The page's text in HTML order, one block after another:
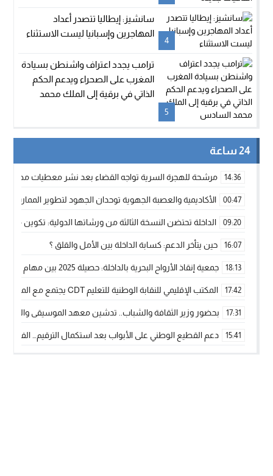
4
سانشيز: إيطاليا تتصدر أعداد
المهاجرين وإسبانيا ليست الاستثناء
5
ترامب يجدد اعتراف واشنطن بسيادة
المغرب على الصحراء ويدعم الحكم
الذاتي في برقية إلى الملك محمد
24 ساعة
14:36 مرشحة للهجرة السرية تواجه القضاء بعد نشر معطيات مضللة
00:47 الأكاديمية والعصبة الجهوية توحدان الجهود لتطوير الممارسة
09:20 الداخلة تحتضن النسخة الثالثة من ورشاتها الدولية: تكوين
16:07 حين يتأخر الدعم: كسابة الداخلة بين الأمل والقلق ؟
18:13 جمعية إنقاذ الأرواح البحرية بالداخلة: حصيلة 2025 بين مهام الإنقاذ ومشروع “دار البحار”
17:42 المكتب الإقليمي للنقابة الوطنية للتعليم CDT يجتمع مع المدير الإقليمي لمناقشة ملفات جوهرية لنساء ورجال التعليم
17:31 بحضور وزير الثقافة والشباب.. تدشين معهد الموسيقى والفنون
15:41 دعم القطيع الوطني على الأبواب بعد استكمال الترقيم…